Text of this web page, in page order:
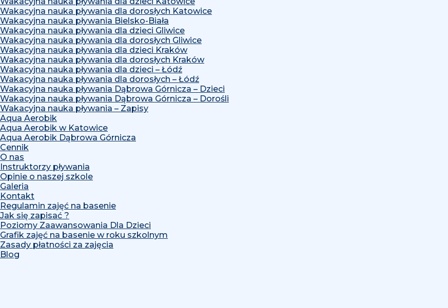
Wakacyjna nauka pływania dla dorosłych Katowice
Wakacyjna nauka pływania Bielsko-Biała
Wakacyjna nauka pływania dla dzieci Gliwice
Wakacyjna nauka pływania dla dorosłych Gliwice
Wakacyjna nauka pływania dla dzieci Kraków
Wakacyjna nauka pływania dla dorosłych Kraków
Wakacyjna nauka pływania dla dzieci – Łódź
Wakacyjna nauka pływania dla dorosłych – Łódź
Wakacyjna nauka pływania Dąbrowa Górnicza – Dzieci
Wakacyjna nauka pływania Dąbrowa Górnicza – Dorośli
Wakacyjna nauka pływania – Zapisy
Aqua Aerobik
Aqua Aerobik w Katowice
Aqua Aerobik Dąbrowa Górnicza
Cennik
O nas
Instruktorzy pływania
Opinie o naszej szkole
Galeria
Kontakt
Regulamin zajęć na basenie
Jak się zapisać ?
Poziomy Zaawansowania Dla Dzieci
Grafik zajęć na basenie w roku szkolnym
Zasady płatności za zajęcia
Blog